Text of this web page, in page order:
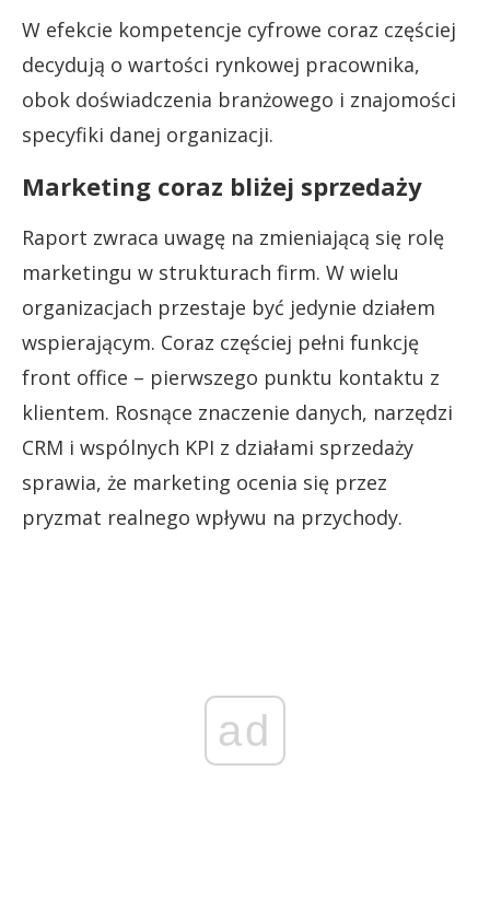
W efekcie kompetencje cyfrowe coraz częściej
decydują o wartości rynkowej pracownika,
obok doświadczenia branżowego i znajomości
specyfiki danej organizacji.
Marketing coraz bliżej sprzedaży
Raport zwraca uwagę na zmieniającą się rolę
marketingu w strukturach firm. W wielu
organizacjach przestaje być jedynie działem
wspierającym. Coraz częściej pełni funkcję
front office – pierwszego punktu kontaktu z
klientem. Rosnące znaczenie danych, narzędzi
CRM i wspólnych KPI z działami sprzedaży
sprawia, że marketing ocenia się przez
pryzmat realnego wpływu na przychody.
ad